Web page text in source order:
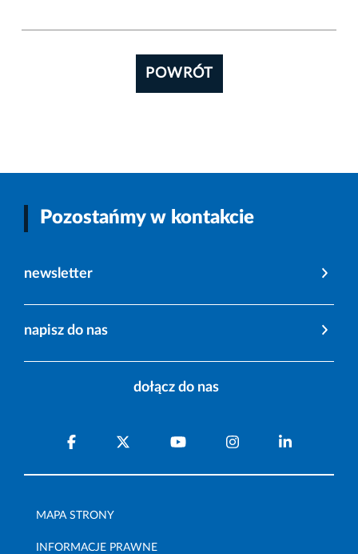
POWRÓT
Pozostańmy w kontakcie
newsletter
napisz do nas
dołącz do nas
MAPA STRONY
INFORMACJE PRAWNE